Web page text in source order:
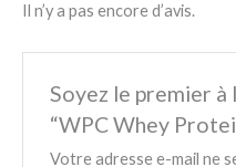
Il n’y a pas encore d’avis.
Soyez le premier
“WPC Whey
Votre adresse e-mail ne